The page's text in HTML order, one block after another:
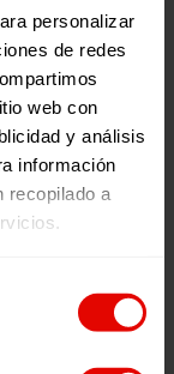
personalizar
de redes
web con
y análisis
información
recopilado a
infantil,
recibir una
también
inmoral por
el punto de
que “una
justo e
en
, y en